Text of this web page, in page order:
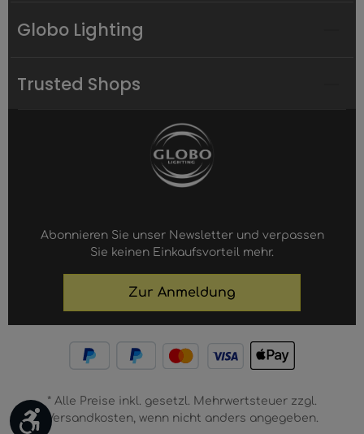
Globo Lighting
Trusted Shops
Abonnieren Sie unser Newsletter und verpassen
Sie keinen Einkaufsvorteil mehr.
Zur Anmeldung
* Alle Preise inkl. gesetzl. Mehrwertsteuer zzgl.
Versandkosten, wenn nicht anders angegeben.
Werkzeugleiste anzeigen